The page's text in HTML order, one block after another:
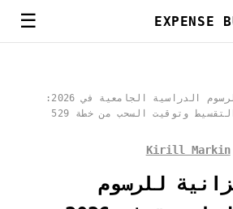
EXPENSE
☰
كيف تضع ميزانية للرسوم الدراسية الجامعية في 2026:
وتوقيت السحب من خطة 529
Kirill Markin
للرسوم